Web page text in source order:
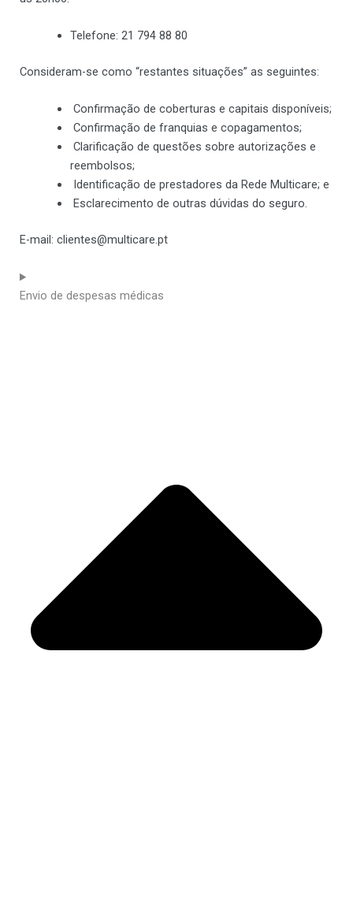
Telefone: 21 794 88 80
Consideram-se como “restantes situações” as seguintes:
Confirmação de coberturas e capitais disponíveis;
Confirmação de franquias e copagamentos;
Clarificação de questões sobre autorizações e
reembolsos;
Identificação de prestadores da Rede Multicare; e
Esclarecimento de outras dúvidas do seguro.
E-mail: clientes@multicare.pt
Envio de despesas médicas